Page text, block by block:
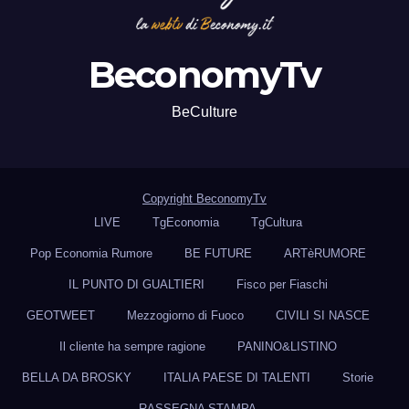
BeconomyTv
BeCulture
Copyright BeconomyTv
LIVE
TgEconomia TgCultura
Pop Economia Rumore BE FUTURE ARTèRUMORE
IL PUNTO DI GUALTIERI Fisco per Fiaschi
GEOTWEET Mezzogiorno di Fuoco CIVILI SI NASCE
Il cliente ha sempre ragione PANINO&LISTINO
BELLA DA BROSKY ITALIA PAESE DI TALENTI Storie